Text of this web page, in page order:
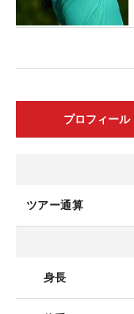
プロフィール
ツアー通算
身長